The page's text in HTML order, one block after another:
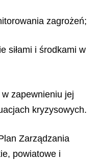
zagrożeń;
siłami i środkami w
zapewnieniu jej
kryzysowych.
Zarządzania
powiatowe i